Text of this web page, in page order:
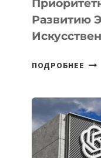
Развитию
ПОДРОБНЕЕ
ПО